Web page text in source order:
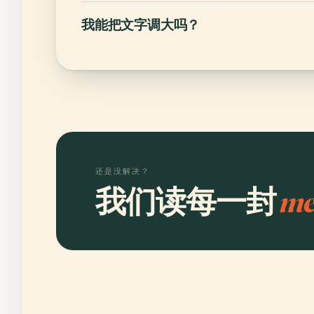
我能把文字调大吗？
还是没解决？
我们读每一封